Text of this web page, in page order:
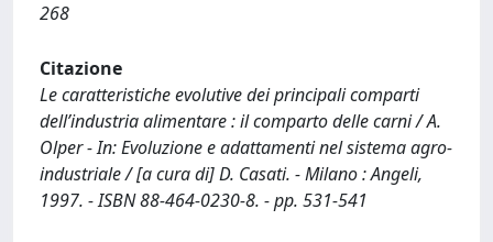
268
Citazione
Le caratteristiche evolutive dei principali comparti
dell’industria alimentare : il comparto delle carni / A.
Olper - In: Evoluzione e adattamenti nel sistema agro-
industriale / [a cura di] D. Casati. - Milano : Angeli,
1997. - ISBN 88-464-0230-8. - pp. 531-541